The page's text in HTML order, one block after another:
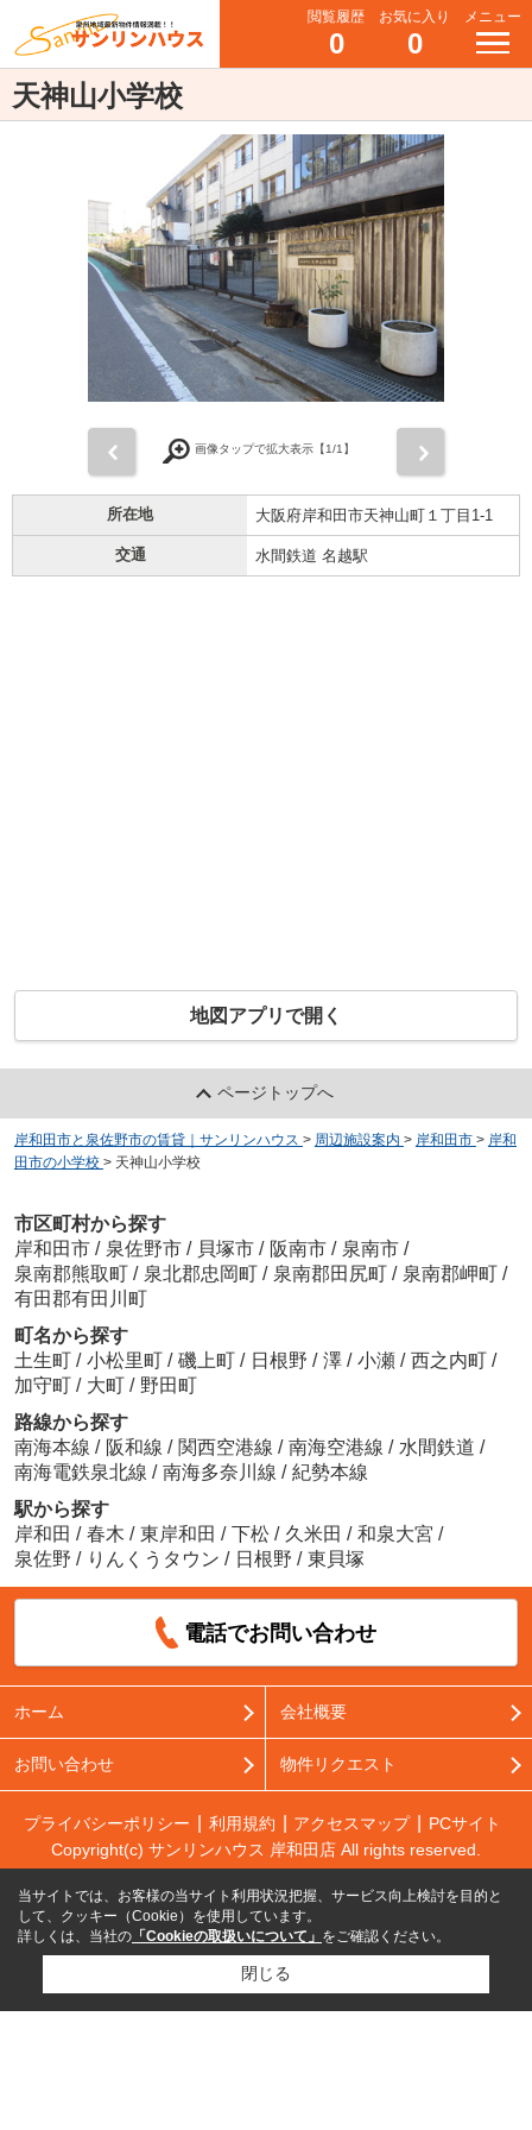
閲覧履歴
0
お気に入り
0
メニュー
天神山小学校
画像タップで拡大表示【1/1】
所在地 大阪府岸和田市天神山町１丁目1-1
交通 水間鉄道 名越駅
地図アプリで開く
ページトップへ
岸和田市と泉佐野市の賃貸｜サンリンハウス > 周辺施設案内 > 岸和田市 > 岸和
田市の小学校 > 天神山小学校
市区町村から探す
岸和田市 / 泉佐野市 / 貝塚市 / 阪南市 / 泉南市 /
泉南郡熊取町 / 泉北郡忠岡町 / 泉南郡田尻町 / 泉南郡岬町 /
有田郡有田川町
町名から探す
土生町 / 小松里町 / 磯上町 / 日根野 / 澤 / 小瀬 / 西之内町 /
加守町 / 大町 / 野田町
路線から探す
南海本線 / 阪和線 / 関西空港線 / 南海空港線 / 水間鉄道 /
南海電鉄泉北線 / 南海多奈川線 / 紀勢本線
駅から探す
岸和田 / 春木 / 東岸和田 / 下松 / 久米田 / 和泉大宮 /
泉佐野 / りんくうタウン / 日根野 / 東貝塚
電話でお問い合わせ
ホーム 会社概要
お問い合わせ 物件リクエスト
プライバシーポリシー 利用規約 アクセスマップ
PCサイト
Copyright(c) サンリンハウス 岸和田店 All rights reserved.
当サイトでは、お客様の当サイト利用状況把握、サービス向上検討を目的と
して、クッキー（Cookie）を使用しています。
詳しくは、当社の 「Cookieの取扱いについて」 をご確認ください。
閉じる